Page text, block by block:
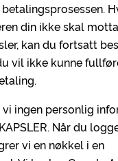
din ikke skal motta
kan du fortsatt
vil ikke kunne
ingen personlig
Når du
vi en nøkkel i en